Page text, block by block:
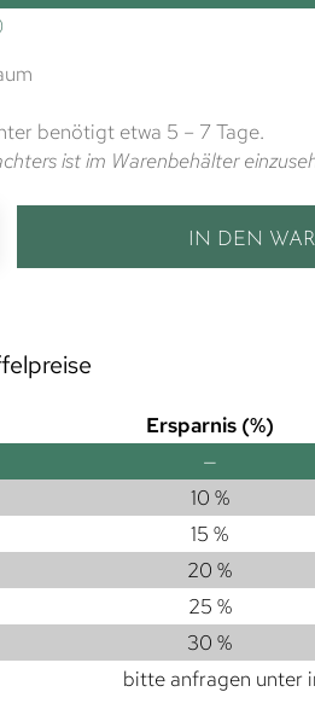
benötigt etwa 5 – 7 Tage.
ist im Warenbehälter
IN DEN
Ersparnis (%)
—
10 %
15 %
20 %
25 %
30 %
bitte anfragen unter